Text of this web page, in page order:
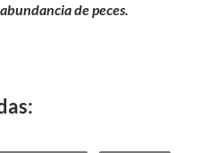
de peces.
Echen la red a la derecha